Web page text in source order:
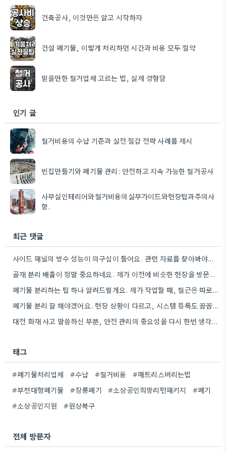
건축공사, 이것만은 알고 시작하자
건설 폐기물, 이렇게 처리하면 시간과 비용 모두 절약
믿을만한 철거업체 고르는 법, 실제 경험담
인기 글
철거비용의 수납 기준과 실전 절감 전략 사례를 제시
빈집만들기와 폐기물 관리: 안전하고 지속 가능한 철거공사
사무실인테리어와철거비용의실무가이드와현장팁과주의사
항.
최근 댓글
사이드 패널의 방수 성능이 의구심이 들어요. 관련 자료를 찾아봐야겠네요.
골재 분리 배출이 정말 중요하네요. 제가 이전에 비슷한 현장을 방문했을 때도 이렇게 철저하게 분류하지 않은…
폐기물 분리하는 팁 하나 알려드릴게요. 제가 작업할 때, 철근은 따로 모아두고 골재는 색깔별로 구분해서 보관했는데,…
폐기물 분리 잘 해야겠어요. 현장 상황이 다르고, 시스템 등록도 꼼꼼히 확인해야 하니까.
대전 화재 사고 말씀하신 부분, 안전 관리의 중요성을 다시 한번 생각하게 되네요. 특히 규모가 큰…
태그
#폐기물처리업체 #수납 #철거비용
#매트리스버리는법
#부천대형폐기물
#장롱폐기 #소상공인희망리턴패키지
#폐기
#소상공인지원
#원상복구
전체 방문자